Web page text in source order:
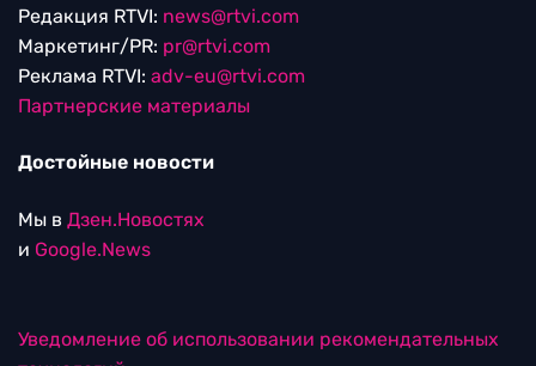
Редакция RTVI: news@rtvi.com
Маркетинг/PR: pr@rtvi.com
Реклама RTVI: adv-eu@rtvi.com
Партнерские материалы
Достойные новости
Мы в Дзен.Новостях
и Google.News
Уведомление об использовании рекомендательных